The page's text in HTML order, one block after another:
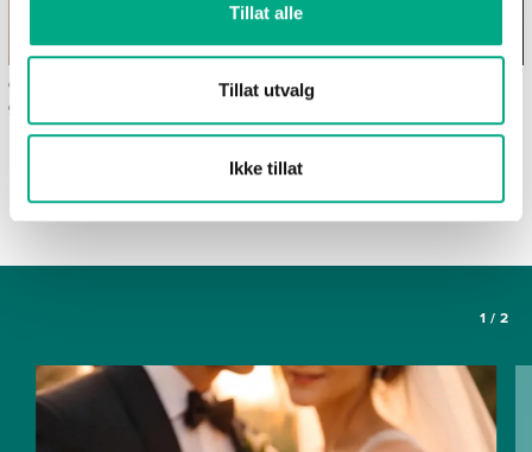
Tillat alle
Tillat utvalg
Ikke tillat
Ofte stilte spørsmål om
gavekortet Altiett
Våre spisesteder
SE FLERE ARTIKLER
1 / 2